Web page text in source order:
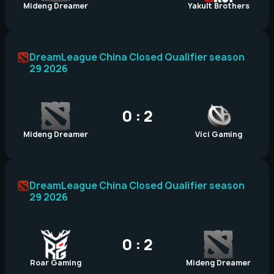
Mideng Dreamer Yakult Brothers
Mideng Dreamer
0 : 2
Vici Gaming
DreamLeague China Closed Qualifier season
29 2026
Roar Gaming
0 : 2
Mideng Dreamer
DreamLeague China Closed Qualifier season
29 2026